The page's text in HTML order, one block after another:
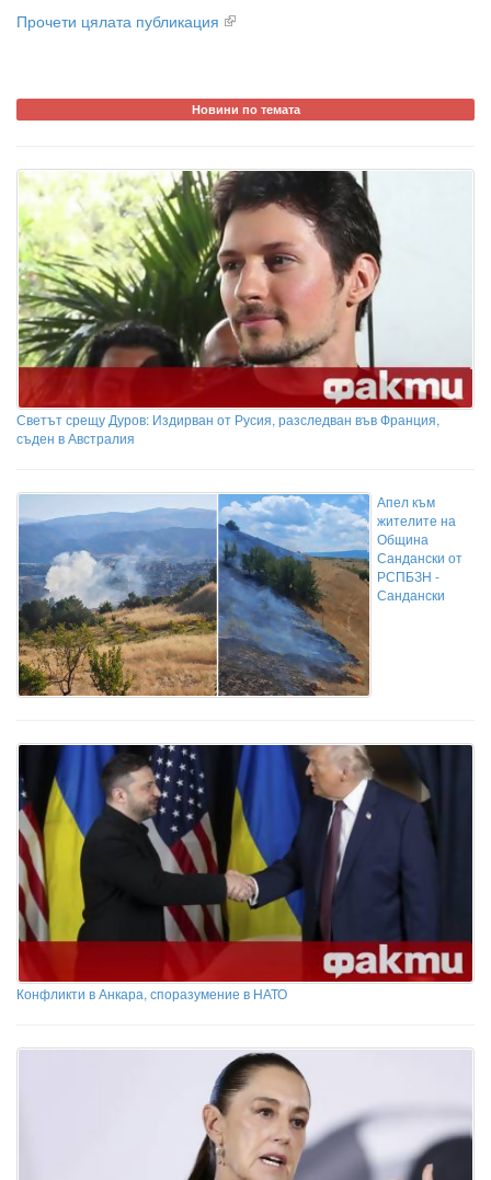
Прочети цялата публикация
Новини по темата
Светът срещу Дуров: Издирван от Русия, разследван във Франция,
съден в Австралия
Апел към
жителите на
Община
Сандански от
РСПБЗН -
Сандански
Конфликти в Анкара, споразумение в НАТО